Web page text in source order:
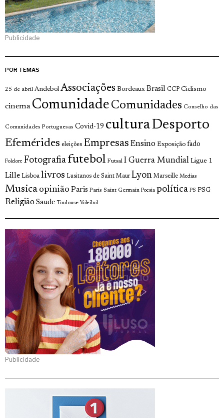
Publicidade
POR TEMAS
25 de abril Andebol Associações Bordeaux Brasil CCP Ciclismo
cinema Comunidade Comunidades Conselho das
Comunidades Portuguesas Covid-19 culturaDesporto
Efemérides eleições Empresas Ensino Exposição fado
Folclore Fotografia futebol Futsal I Guerra Mundial Ligue 1
Lille Lisboa livros Lusitanos de Saint Maur Lyon Marseille Medias
Musica opinião Paris Paris Saint Germain Poesia política PS PSG
Religião Saude Toulouse Voleibol
Publicidade